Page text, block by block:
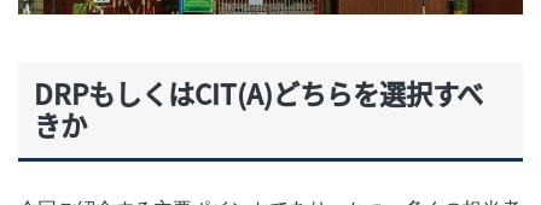
DRPもしくはCIT(A)どちらを選択すべ
きか